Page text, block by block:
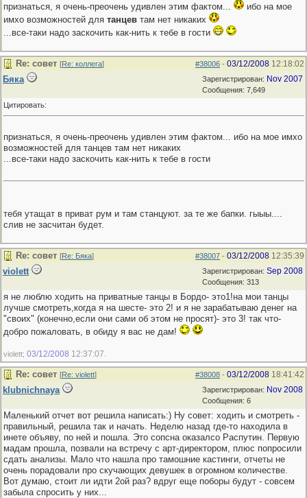
признаться, я очень-преочень удивлен этим фактом...
ибо на мое
имхо возможностей для танцев там нет никаких
...все-таки надо заскочить как-нить к тебе в гости
#38006 - 03/12/2008 12:18:02
Re: совет [Re: коллега]
Зарегистрирован: Nov 2007
Сообщения: 7,649
Бяка
Цитировать:
признаться, я очень-преочень удивлен этим фактом... ибо на мое имхо
возможностей для танцев там нет никаких
...все-таки надо заскочить как-нить к тебе в гости
тебя утащат в приват рум и там станцуют. за те же бапки. гыыы....
слив не засчитан будет.
#38007 - 03/12/2008 12:35:39
Re: совет [Re: Бяка]
Зарегистрирован: Sep 2008
Сообщения: 313
violett
я не люблю ходить на приватные танцы в Бордо- это1!на мои танцы
лучше смотреть,когда я на шесте- это 2! и я не зарабатываю денег на
"своих" (конечно,если они сами об этом не просят)- это 3! так что-
добро пожаловать, в обиду я вас не дам!
violett; 03/12/2008 12:37:07
#38008 - 03/12/2008 18:41:42
Re: совет [Re: violett]
Зарегистрирован: Nov 2008
Сообщения: 6
klubnichnaya
Маленький отчет вот решила написать:) Ну совет: ходить и смотреть -
правильный, решила так и начать. Неделю назад где-то находила в
инете объяву, по ней и пошла. Это сопсна оказалсо Распутин. Первую
мадам прошла, позвали на встречу с арт-директором, плюс попросили
сдать анализы. Мало что нашла про тамошние кастинги, отчеты не
очень порадовали про скучающих девушек в огромном количестве.
Вот думаю, стоит ли идти 2ой раз? вдруг еще поборы будут - совсем
забыла спросить у них...